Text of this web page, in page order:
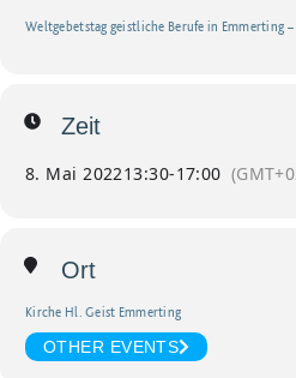
Weltgebetstag geistliche Berufe in Emmerting
Zeit
8. Mai 202213:30-17:00
Ort
Kirche Hl. Geist Emmerting
OTHER EVENTS